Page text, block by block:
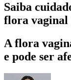
Saiba
flora vaginal
A flora
e pode ser